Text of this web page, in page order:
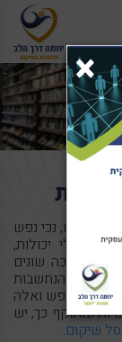
לדעת
השורש, נכי נפש
– בעלי יכולות,
אינם כה שונים
הנחשבות
פגועי הנפש ואלה
ומתוקף כך, יש
סל שיקום.
×